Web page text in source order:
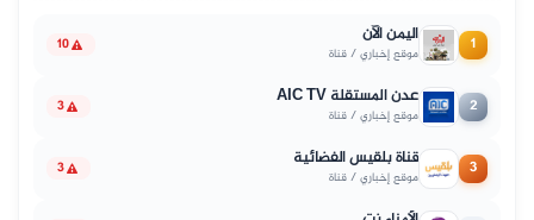
1 اليمن الآن
موقع إخباري / قناة 10
2 عدن المستقلة AIC TV
موقع إخباري / قناة 3
3 قناة بلقيس الفضائية
موقع إخباري / قناة 3